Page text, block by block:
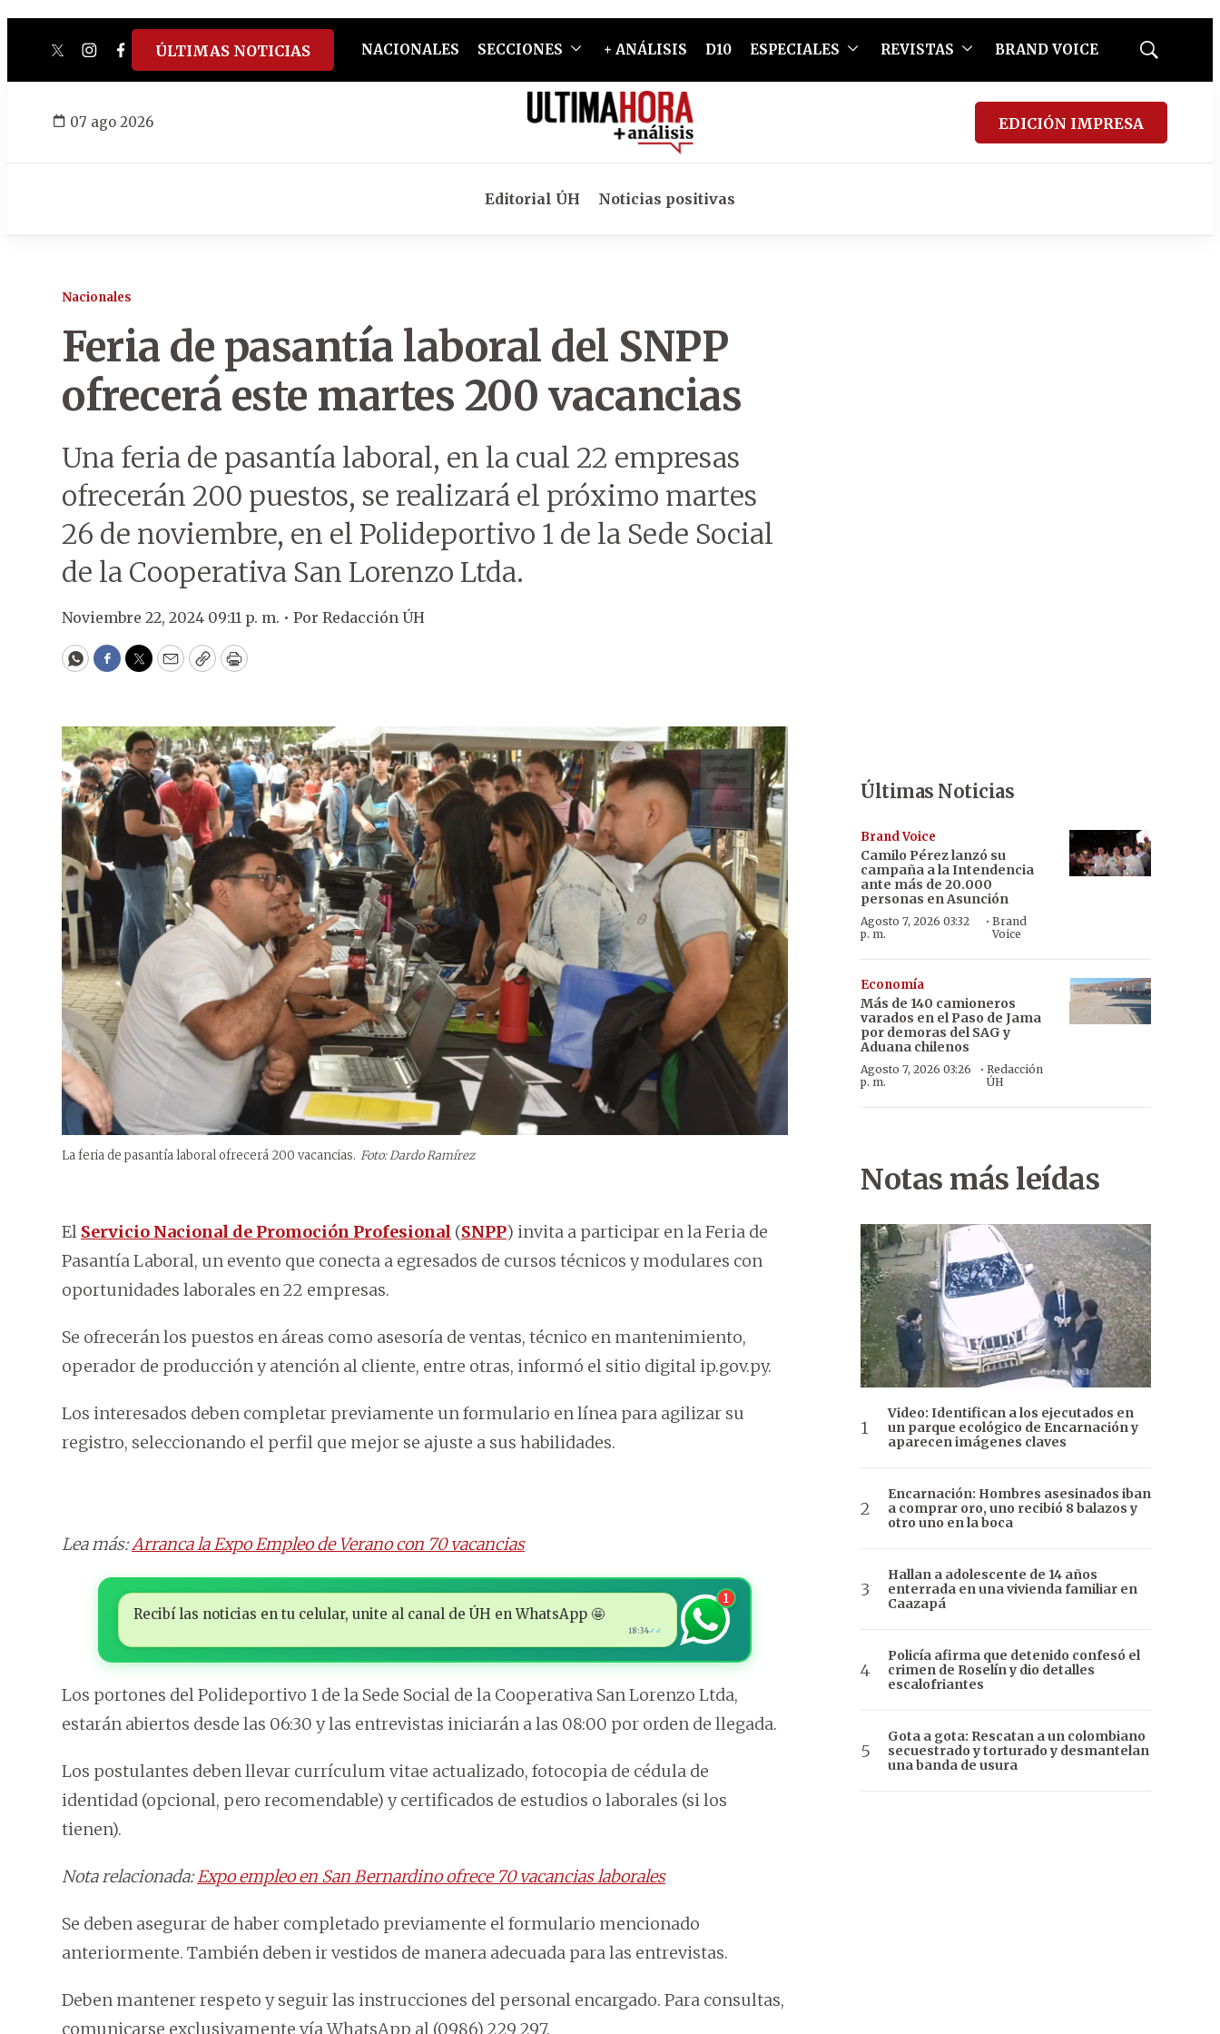
twitterinstagram
facebook
tiktokyoutube
spotify
ÚLTIMAS NOTICIAS NACIONALES SECCIONES + ANÁLISIS D10 ESPECIALES REVISTAS BRAND VOICE
Mostrar
07 ago 2026 EDICIÓN IMPRESA
Editorial ÚH Noticias positivas
Nacionales
Feria de pasantía laboral del SNPP
ofrecerá este martes 200 vacancias
Una feria de pasantía laboral, en la cual 22 empresas
ofrecerán 200 puestos, se realizará el próximo martes
26 de noviembre, en el Polideportivo 1 de la Sede Social
de la Cooperativa San Lorenzo Ltda.
Noviembre 22, 2024 09:11 p. m. • Por Redacción ÚH
WhatsApp
Facebook
Twitter
EmailCopyPrint
La feria de pasantía laboral ofrecerá 200 vacancias. Foto: Dardo Ramírez
El Servicio Nacional de Promoción Profesional (SNPP) invita a participar en la Feria de
Pasantía Laboral, un evento que conecta a egresados de cursos técnicos y modulares con
oportunidades laborales en 22 empresas.
Se ofrecerán los puestos en áreas como asesoría de ventas, técnico en mantenimiento,
operador de producción y atención al cliente, entre otras, informó el sitio digital ip.gov.py.
Los interesados deben completar previamente un formulario en línea para agilizar su
registro, seleccionando el perfil que mejor se ajuste a sus habilidades.
Lea más:Arranca la Expo Empleo de Verano con 70 vacancias
Recibí las noticias en tu celular, unite al canal de ÚH en WhatsApp 🤩
18:34✓✓
1
Los portones del Polideportivo 1 de la Sede Social de la Cooperativa San Lorenzo Ltda,
estarán abiertos desde las 06:30 y las entrevistas iniciarán a las 08:00 por orden de llegada.
Los postulantes deben llevar currículum vitae actualizado, fotocopia de cédula de
identidad (opcional, pero recomendable) y certificados de estudios o laborales (si los
tienen).
Nota relacionada:Expo empleo en San Bernardino ofrece 70 vacancias laborales
Se deben asegurar de haber completado previamente el formulario mencionado
anteriormente. También deben ir vestidos de manera adecuada para las entrevistas.
Deben mantener respeto y seguir las instrucciones del personal encargado. Para consultas,
comunicarse exclusivamente vía WhatsApp al (0986) 229 297.
Últimas Noticias
Brand Voice
Camilo Pérez lanzó su
campaña a la Intendencia
ante más de 20.000
personas en Asunción
Agosto 7, 2026 03:32
p. m.
· Brand
Voice
Economía
Más de 140 camioneros
varados en el Paso de Jama
por demoras del SAG y
Aduana chilenos
Agosto 7, 2026 03:26
p. m.
·Redacción
ÚH
Notas más leídas
Video: Identifican a los ejecutados en
un parque ecológico de Encarnación y
aparecen imágenes claves
Encarnación: Hombres asesinados iban
a comprar oro, uno recibió 8 balazos y
otro uno en la boca
Hallan a adolescente de 14 años
enterrada en una vivienda familiar en
Caazapá
Policía afirma que detenido confesó el
crimen de Roselín y dio detalles
escalofriantes
Gota a gota: Rescatan a un colombiano
secuestrado y torturado y desmantelan
una banda de usura